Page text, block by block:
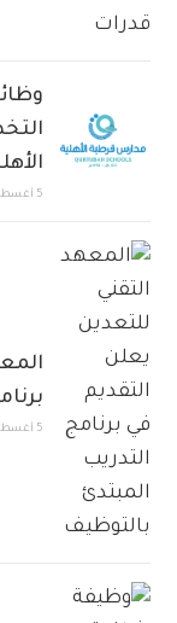
5 أغسطس، 2026
5 أغسطس، 2026